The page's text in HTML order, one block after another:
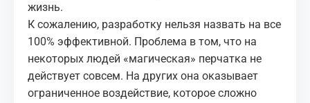
жизнь.
К сожалению, разработку нельзя назвать на все
100% эффективной. Проблема в том, что на
некоторых людей «магическая» перчатка не
действует совсем. На других она оказывает
ограниченное воздействие, которое сложно